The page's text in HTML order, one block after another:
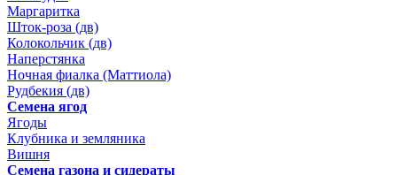
Маргаритка
Шток-роза (дв)
Колокольчик (дв)
Наперстянка
Ночная фиалка (Маттиола)
Рудбекия (дв)
Семена ягод
Ягоды
Клубника и земляника
Вишня
Семена газона и сидераты